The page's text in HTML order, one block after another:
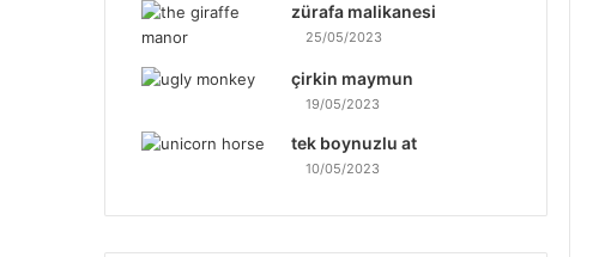
zürafa malikanesi
25/05/2023
çirkin maymun
19/05/2023
tek boynuzlu at
10/05/2023